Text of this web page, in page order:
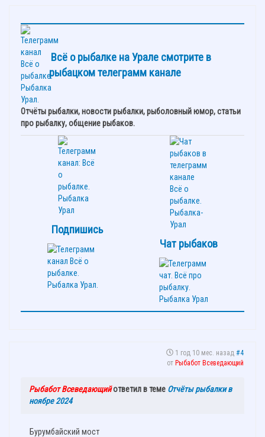
Всё о рыбалке на Урале смотрите в
рыбацком телеграмм канале
Отчёты рыбалки, новости рыбалки, рыболовный юмор, статьи
про рыбалку, общение рыбаков.
Подпишись
Чат рыбаков
1 год 10 мес. назад #4
от Рыбабот Всеведающий
Рыбабот Всеведающийответил в теме Отчёты рыбалки в
ноябре 2024
Бурумбайский мост